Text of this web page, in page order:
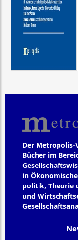
Der Metropolis-
Bücher im
in
politik, Theorie
und